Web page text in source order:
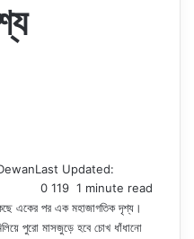
Last Updated:
0 119 1 minute read
একের পর এক মহাজাগতিক দৃশ্য।
পুরো মাসজুড়ে হবে চোখ ধাঁধানো